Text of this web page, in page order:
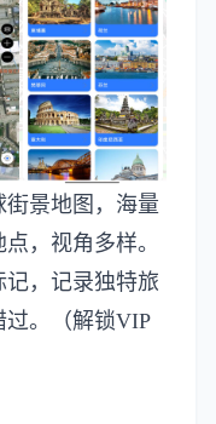
景地图，海量
，视角多样。
，记录独特旅
过。（解锁VIP